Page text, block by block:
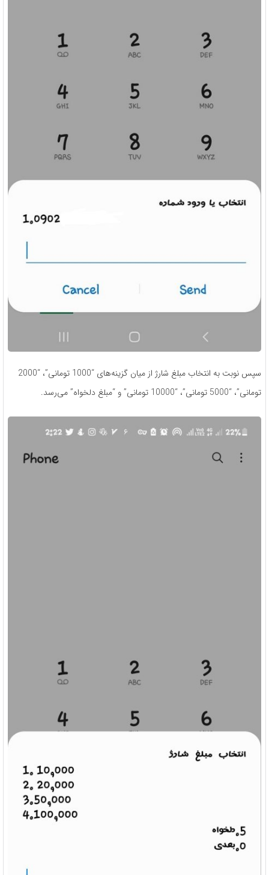
سپس نوبت به انتخاب مبلغ شارژ از میان گزینه‌های “1000 تومانی”، “2000
تومانی”، “5000 تومانی”، “10000 تومانی” و “مبلغ دلخواه” می‌رسد.